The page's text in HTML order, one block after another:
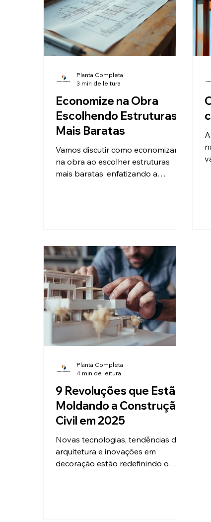
Economize na Obra
Escolhendo Estruturas
Mais Baratas
Vamos discutir como economizar
na obra ao escolher estruturas
mais baratas, enfatizando a
Planta Completa
3 min de leitura
9 Revoluções que Estão
Moldando a Construção
Civil em 2025
Novas tecnologias, tendências de
arquitetura e inovações em
decoração estão redefinindo o
Planta Completa
4 min de leitura